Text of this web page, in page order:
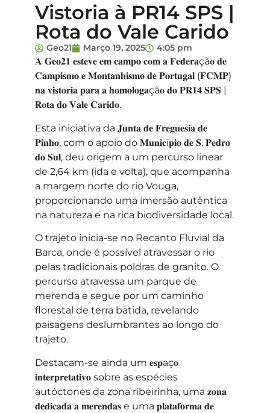
Vistoria à PR14 SPS |
Rota do Vale Carido
Geo21 Março 19, 2025 4:05 pm
𝐀 𝐆𝐞𝐨𝟐𝟏 𝐞𝐬𝐭𝐞𝐯𝐞 𝐞𝐦 𝐜𝐚𝐦𝐩𝐨 𝐜𝐨𝐦 𝐚 𝐅𝐞𝐝𝐞𝐫𝐚çã𝐨 𝐝𝐞
𝐂𝐚𝐦𝐩𝐢𝐬𝐦𝐨 𝐞 𝐌𝐨𝐧𝐭𝐚𝐧𝐡𝐢𝐬𝐦𝐨 𝐝𝐞 𝐏𝐨𝐫𝐭𝐮𝐠𝐚𝐥 (𝐅𝐂𝐌𝐏)
𝐧𝐚 𝐯𝐢𝐬𝐭𝐨𝐫𝐢𝐚 𝐩𝐚𝐫𝐚 𝐚 𝐡𝐨𝐦𝐨𝐥𝐨𝐠𝐚çã𝐨 𝐝𝐨 𝐏𝐑𝟏𝟒 𝐒𝐏𝐒 |
𝐑𝐨𝐭𝐚 𝐝𝐨 𝐕𝐚𝐥𝐞 𝐂𝐚𝐫𝐢𝐝𝐨.
Esta iniciativa da 𝐉𝐮𝐧𝐭𝐚 𝐝𝐞 𝐅𝐫𝐞𝐠𝐮𝐞𝐬𝐢𝐚 𝐝𝐞
𝐏𝐢𝐧𝐡𝐨, com o apoio do 𝐌𝐮𝐧𝐢𝐜í𝐩𝐢𝐨 𝐝𝐞 𝐒. 𝐏𝐞𝐝𝐫𝐨
𝐝𝐨 𝐒𝐮𝐥, deu origem a um percurso linear
de 2,64 km (ida e volta), que acompanha
a margem norte do rio Vouga,
proporcionando uma imersão autêntica
na natureza e na rica biodiversidade local.
O trajeto inicia-se no Recanto Fluvial da
Barca, onde é possível atravessar o rio
pelas tradicionais poldras de granito. O
percurso atravessa um parque de
merenda e segue por um caminho
florestal de terra batida, revelando
paisagens deslumbrantes ao longo do
trajeto.
Destacam-se ainda um 𝐞𝐬𝐩aç𝐨
𝐢𝐧𝐭𝐞𝐫𝐩𝐫𝐞𝐭𝐚𝐭𝐢𝐯𝐨 sobre as espécies
autóctones da zona ribeirinha, uma 𝐳𝐨𝐧𝐚
𝐝𝐞𝐝𝐢𝐜𝐚𝐝𝐚 𝐚 𝐦𝐞𝐫𝐞𝐧𝐝𝐚𝐬 e uma 𝐩𝐥𝐚𝐭𝐚𝐟𝐨𝐫𝐦𝐚 𝐝𝐞